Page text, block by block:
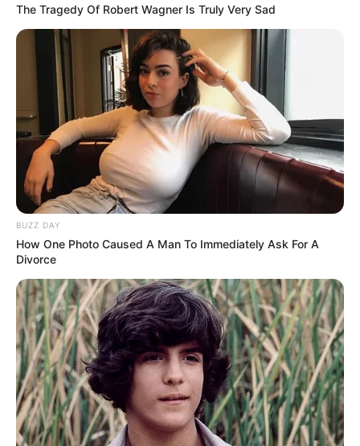
The Tragedy Of Robert Wagner Is Truly Very Sad
BUZZ DAY
How One Photo Caused A Man To Immediately Ask For A
Divorce